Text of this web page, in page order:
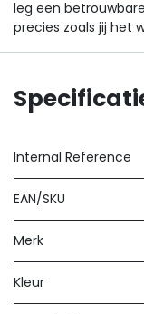
leg een
precies zoals jij het
Internal Reference
EAN/SKU
Merk
Kleur